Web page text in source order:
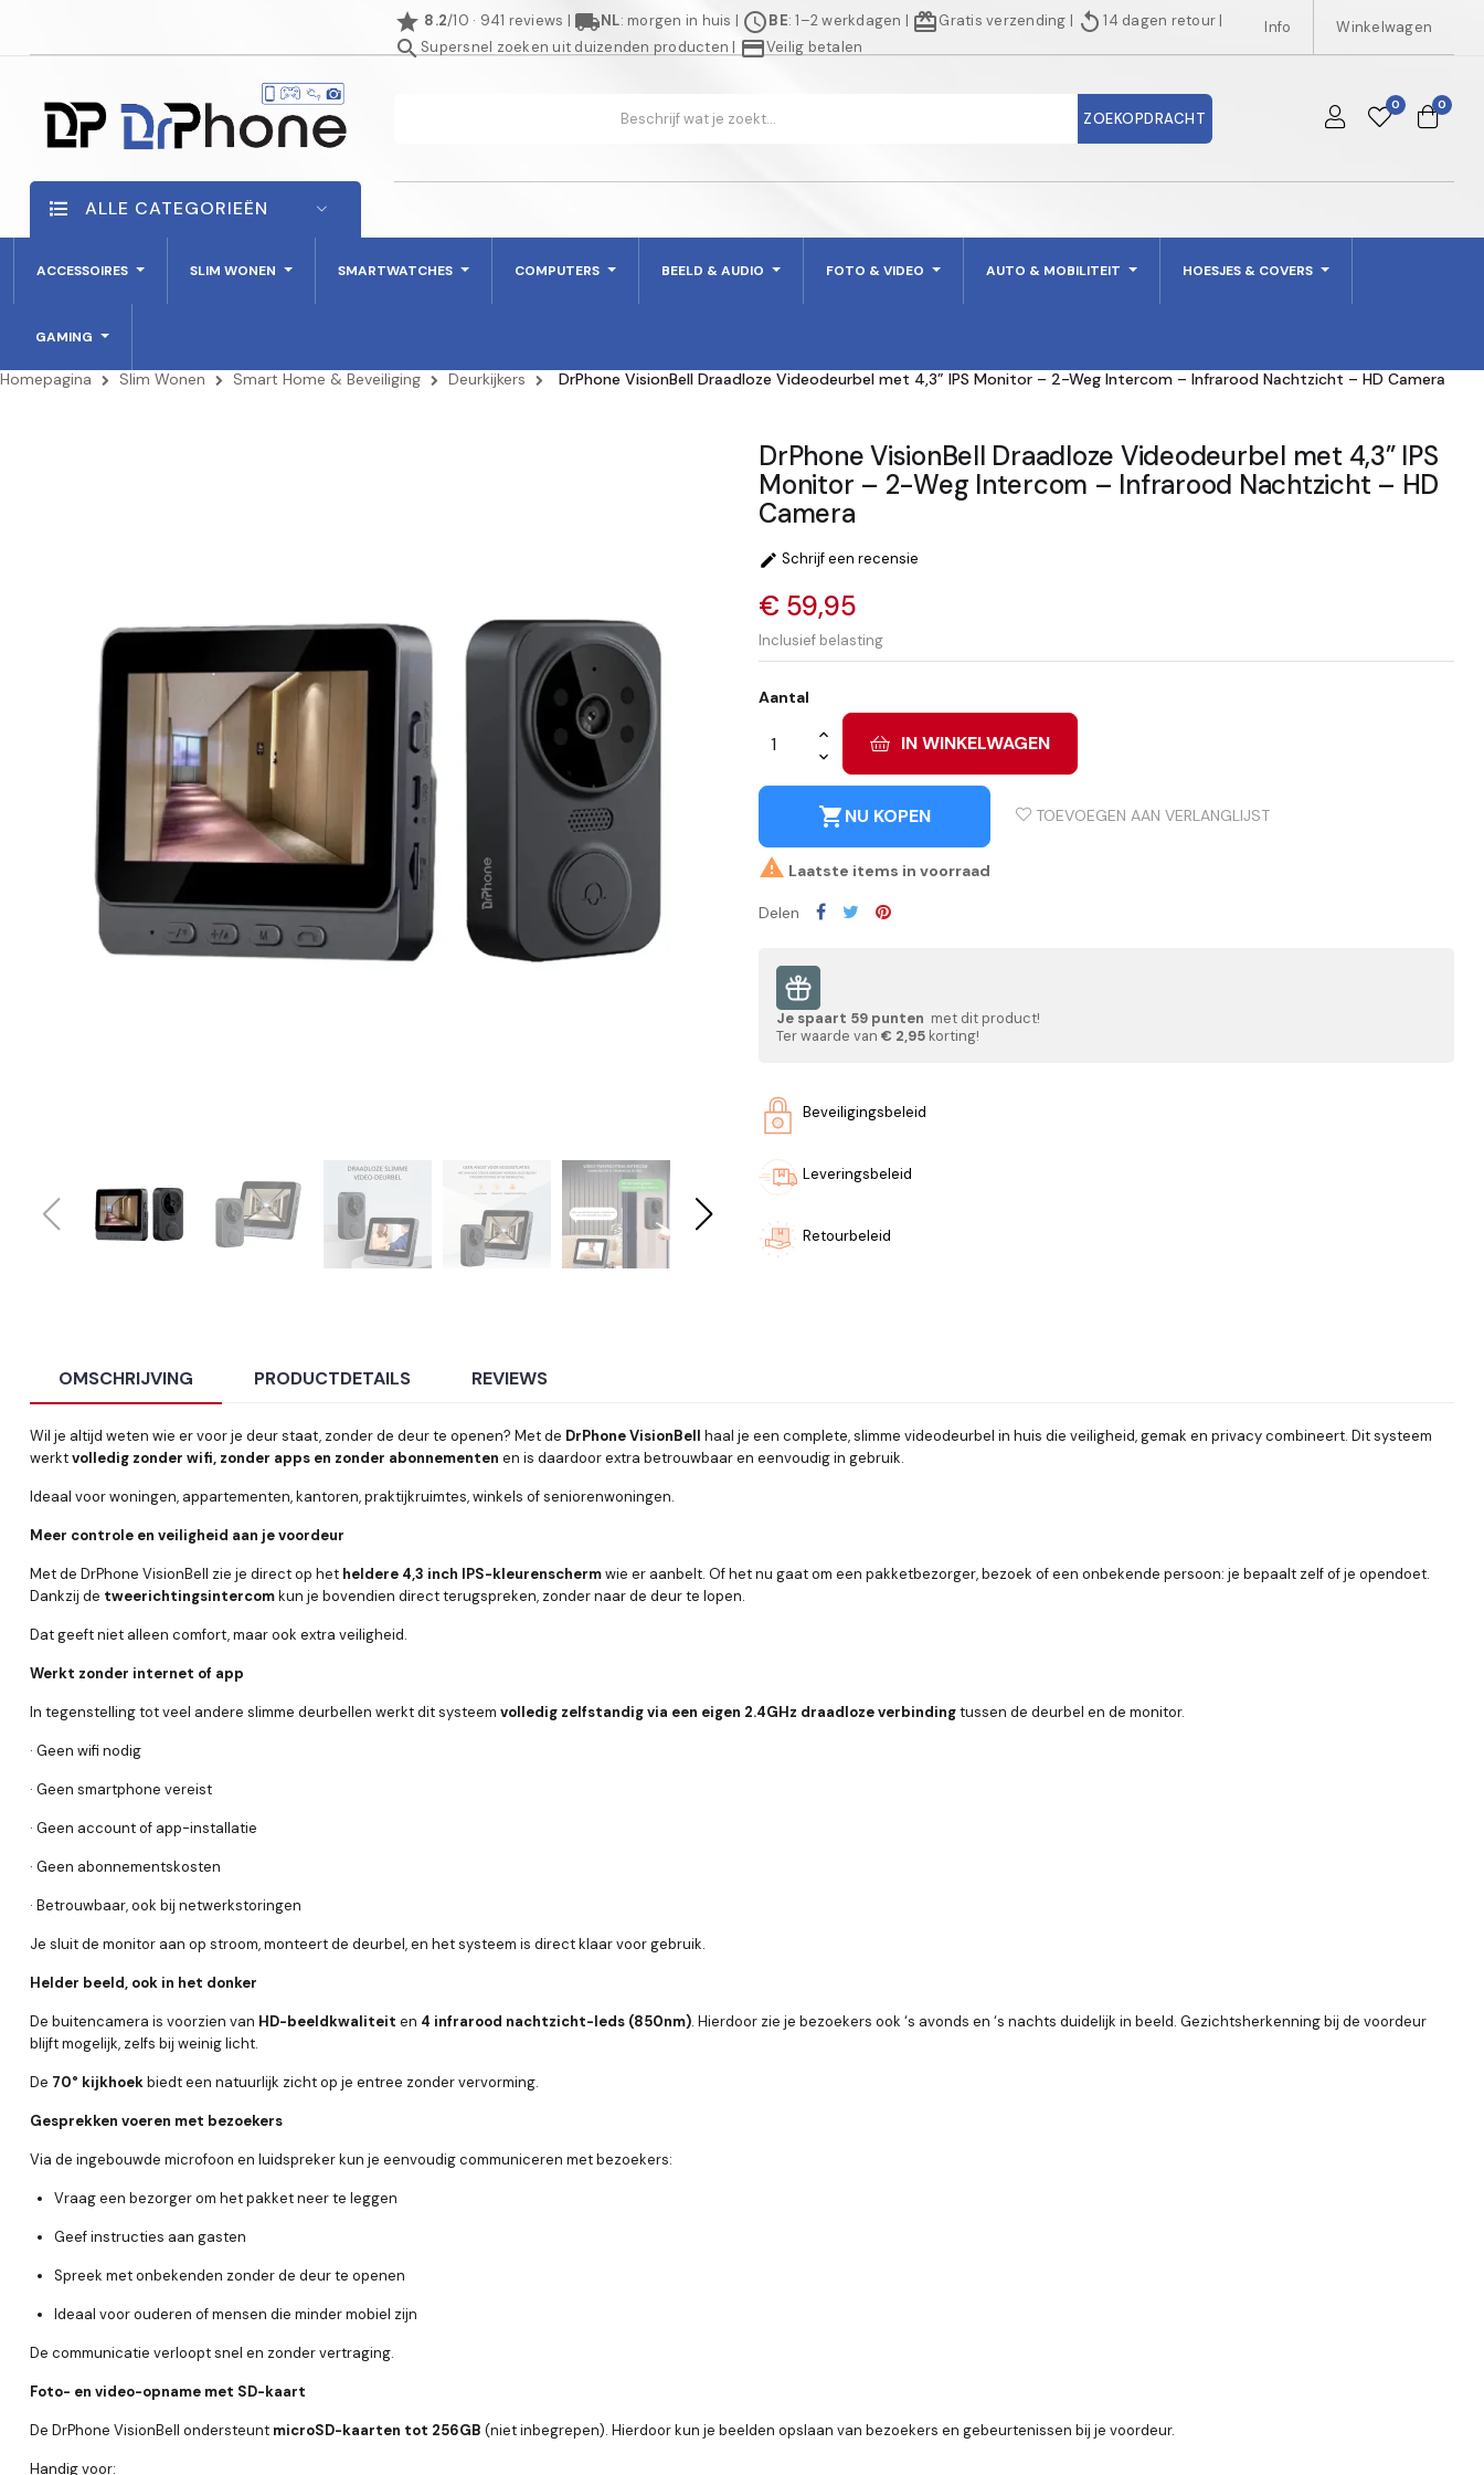
star 8.2/10 · 941 reviews | local_shippingNL: morgen in huis | scheduleBE: 1–2 werkdagen | redeemGratis verzending | replay14 dagen retour |
searchSupersnel zoeken uit duizenden producten | credit_cardVeilig betalen
Info Winkelwagen
ZOEKOPDRACHT
0 0
ALLE CATEGORIEËN
ACCESSOIRES SLIM WONEN SMARTWATCHES COMPUTERS BEELD & AUDIO FOTO & VIDEO AUTO & MOBILITEIT HOESJES & COVERS
GAMING
Homepagina Slim Wonen Smart Home & Beveiliging Deurkijkers DrPhone VisionBell Draadloze Videodeurbel met 4,3” IPS Monitor – 2-Weg Intercom – Infrarood Nachtzicht – HD Camera
DrPhone VisionBell Draadloze Videodeurbel met 4,3” IPS
Monitor – 2-Weg Intercom – Infrarood Nachtzicht – HD
Camera
 Schrijf een recensie
€ 59,95
Inclusief belasting
Aantal
IN WINKELWAGEN
shopping_cartNU KOPEN TOEVOEGEN AAN VERLANGLIJST
 Laatste items in voorraad
Delen
Je spaart 59 punten met dit product!
Ter waarde van € 2,95 korting!
Beveiligingsbeleid
Leveringsbeleid
Retourbeleid
OMSCHRIJVING PRODUCTDETAILS REVIEWS
Wil je altijd weten wie er voor je deur staat, zonder de deur te openen? Met de DrPhone VisionBell haal je een complete, slimme videodeurbel in huis die veiligheid, gemak en privacy combineert. Dit systeem
werktvolledig zonder wifi, zonder apps en zonder abonnementen en is daardoor extra betrouwbaar en eenvoudig in gebruik.
Ideaal voor woningen, appartementen, kantoren, praktijkruimtes, winkels of seniorenwoningen.
Meer controle en veiligheid aan je voordeur
Met de DrPhone VisionBell zie je direct op het heldere 4,3 inch IPS-kleurenschermwie er aanbelt. Of het nu gaat om een pakketbezorger, bezoek of een onbekende persoon: je bepaalt zelf of je opendoet.
Dankzij de tweerichtingsintercomkun je bovendien direct terugspreken, zonder naar de deur te lopen.
Dat geeft niet alleen comfort, maar ook extra veiligheid.
Werkt zonder internet of app
In tegenstelling tot veel andere slimme deurbellen werkt dit systeem volledig zelfstandig via een eigen 2.4GHz draadloze verbindingtussen de deurbel en de monitor.
· Geen wifi nodig
· Geen smartphone vereist
· Geen account of app-installatie
· Geen abonnementskosten
· Betrouwbaar, ook bij netwerkstoringen
Je sluit de monitor aan op stroom, monteert de deurbel, en het systeem is direct klaar voor gebruik.
Helder beeld, ook in het donker
De buitencamera is voorzien van HD-beeldkwaliteit en 4 infrarood nachtzicht-leds (850nm). Hierdoor zie je bezoekers ook ‘s avonds en ‘s nachts duidelijk in beeld. Gezichtsherkenning bij de voordeur
blijft mogelijk, zelfs bij weinig licht.
De 70° kijkhoekbiedt een natuurlijk zicht op je entree zonder vervorming.
Gesprekken voeren met bezoekers
Via de ingebouwde microfoon en luidspreker kun je eenvoudig communiceren met bezoekers:
Vraag een bezorger om het pakket neer te leggen
Geef instructies aan gasten
Spreek met onbekenden zonder de deur te openen
Ideaal voor ouderen of mensen die minder mobiel zijn
De communicatie verloopt snel en zonder vertraging.
Foto- en video-opname met SD-kaart
De DrPhone VisionBell ondersteunt microSD-kaarten tot 256GB (niet inbegrepen). Hierdoor kun je beelden opslaan van bezoekers en gebeurtenissen bij je voordeur.
Handig voor: